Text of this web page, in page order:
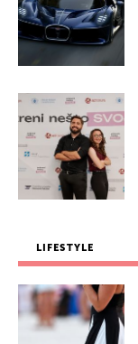
LIFESTYLE